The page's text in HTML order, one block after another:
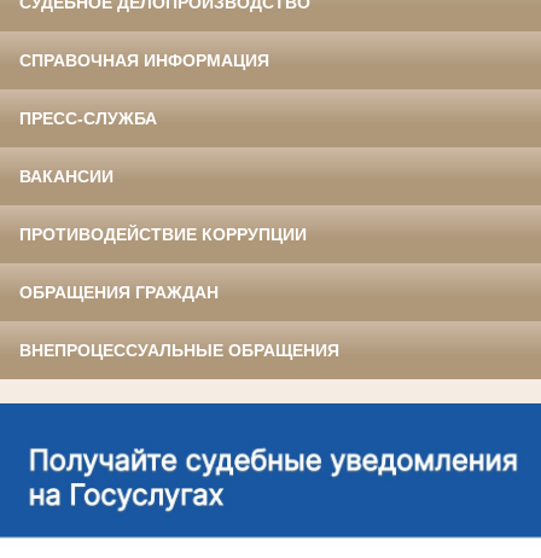
СПРАВОЧНАЯ ИНФОРМАЦИЯ
ПРЕСС-СЛУЖБА
ВАКАНСИИ
ПРОТИВОДЕЙСТВИЕ КОРРУПЦИИ
ОБРАЩЕНИЯ ГРАЖДАН
ВНЕПРОЦЕССУАЛЬНЫЕ ОБРАЩЕНИЯ